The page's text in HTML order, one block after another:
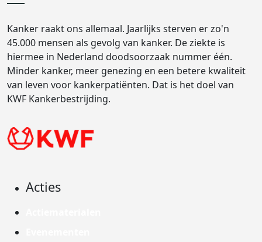
Kanker raakt ons allemaal. Jaarlijks sterven er zo'n
45.000 mensen als gevolg van kanker. De ziekte is
hiermee in Nederland doodsoorzaak nummer één.
Minder kanker, meer genezing en een betere kwaliteit
van leven voor kankerpatiënten. Dat is het doel van
KWF Kankerbestrijding.
Acties